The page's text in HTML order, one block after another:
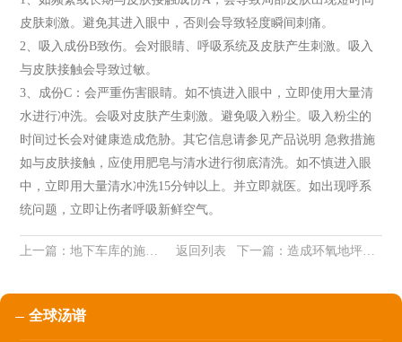
皮肤刺激。避免其进入眼中，否则会导致轻度瞬间刺痛。
2、吸入成份B致伤。会对眼睛、呼吸系统及皮肤产生刺激。吸入
与皮肤接触会导致过敏。
3、成份C：会严重伤害眼睛。如不慎进入眼中，立即使用大量清
水进行冲洗。会吸对皮肤产生刺激。避免吸入粉尘。吸入粉尘的
时间过长会对健康造成危胁。其它信息请参见产品说明 急救措施
如与皮肤接触，应使用肥皂与清水进行彻底清洗。如不慎进入眼
中，立即用大量清水冲洗15分钟以上。并立即就医。如出现呼系
统问题，立即让伤者呼吸新鲜空气。
上一篇：地下车库的施工技巧 返回列表 下一篇：造成环氧地坪裂缝的原因及解决办法
全球汤谱